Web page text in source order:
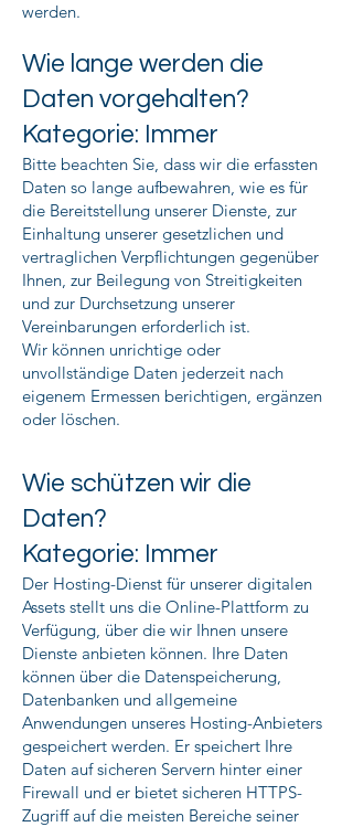
werden.
Wie lange werden die
Daten vorgehalten?
Kategorie: Immer
Bitte beachten Sie, dass wir die erfassten
Daten so lange aufbewahren, wie es für
die Bereitstellung unserer Dienste, zur
Einhaltung unserer gesetzlichen und
vertraglichen Verpflichtungen gegenüber
Ihnen, zur Beilegung von Streitigkeiten
und zur Durchsetzung unserer
Vereinbarungen erforderlich ist.
Wir können unrichtige oder
unvollständige Daten jederzeit nach
eigenem Ermessen berichtigen, ergänzen
oder löschen.
Wie schützen wir die
Daten?
Kategorie: Immer
Der Hosting-Dienst für unserer digitalen
Assets stellt uns die Online-Plattform zu
Verfügung, über die wir Ihnen unsere
Dienste anbieten können. Ihre Daten
können über die Datenspeicherung,
Datenbanken und allgemeine
Anwendungen unseres Hosting-Anbieters
gespeichert werden. Er speichert Ihre
Daten auf sicheren Servern hinter einer
Firewall und er bietet sicheren HTTPS-
Zugriff auf die meisten Bereiche seiner